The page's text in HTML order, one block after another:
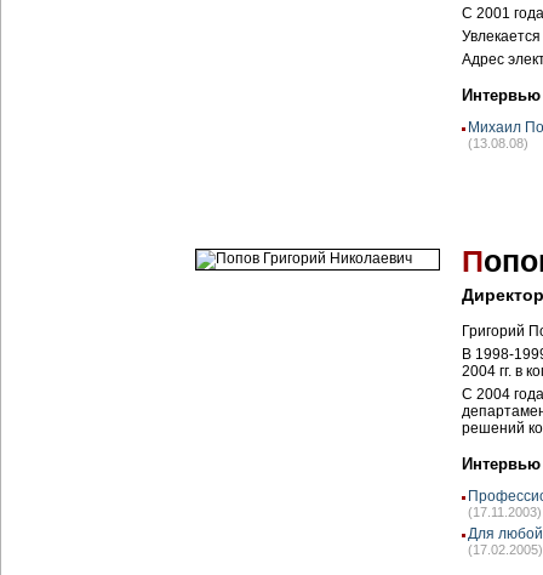
С 2001
Адрес
Интервью
Михаил
(13.08.08)
П
Григорий
В 1998-
2004 гг. в
С 2004
решений
Интервью
(17.11.2003)
Для любой
(17.02.2005)